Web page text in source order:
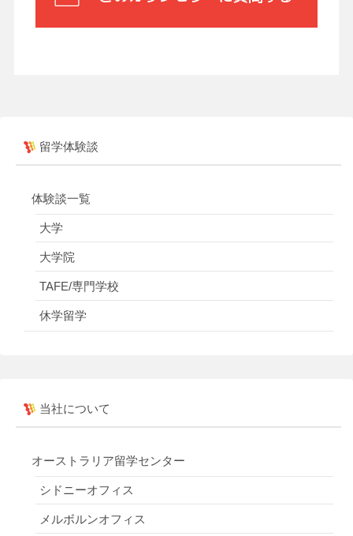
留学体験談
体験談一覧
大学
大学院
TAFE/専門学校
休学留学
当社について
オーストラリア留学センター
シドニーオフィス
メルボルンオフィス